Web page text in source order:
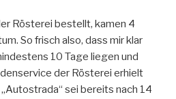
Rösterei bestellt, kamen 4
So frisch also, dass mir klar
10 Tage liegen und
der Rösterei erhielt
sei bereits nach 14